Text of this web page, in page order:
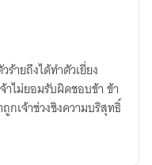
ายถึงได้ทำตัวเยี่ยง
ไม่ยอมรับผิดชอบข้า ข้า
กเจ้าช่วงชิงความบริสุทธิ์